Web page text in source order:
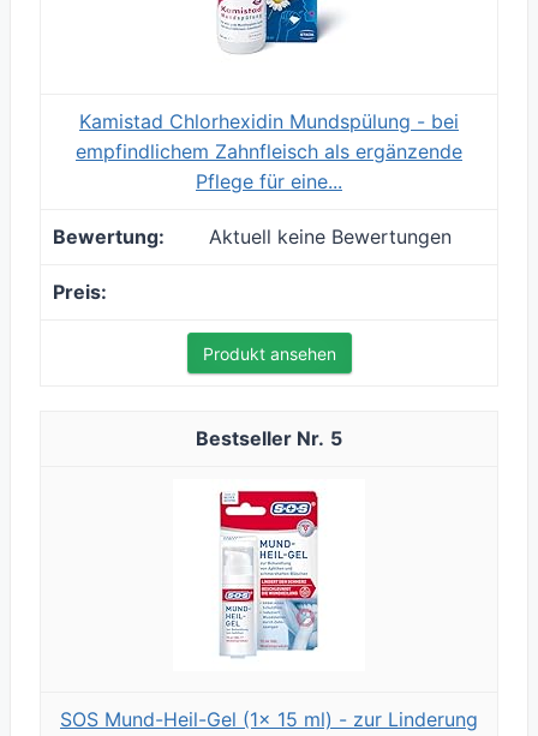
Kamistad Chlorhexidin Mundspülung - bei
empfindlichem Zahnfleisch als ergänzende
Pflege für eine...
Aktuell keine Bewertungen
Produkt ansehen
5
SOS Mund-Heil-Gel (1x 15 ml) - zur Linderung